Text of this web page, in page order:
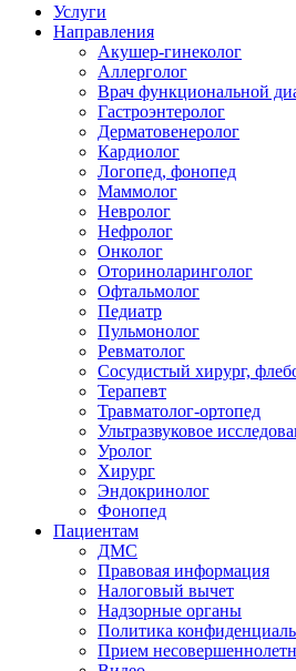
Услуги
Направления
Акушер-гинеколог
Аллерголог
Врач функциональной
Гастроэнтеролог
Дерматовенеролог
Кардиолог
Логопед, фонопед
Маммолог
Невролог
Нефролог
Онколог
Оториноларинголог
Офтальмолог
Педиатр
Пульмонолог
Ревматолог
Сосудистый хирург,
Терапевт
Травматолог-ортопед
Ультразвуковое
Уролог
Хирург
Эндокринолог
Фонопед
Пациентам
ДМС
Правовая информация
Налоговый вычет
Надзорные органы
Политика
Прием